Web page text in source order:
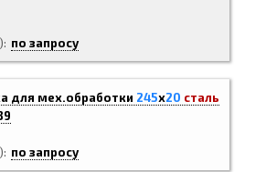
по запросу
для мех.обработки 245х20 сталь
по запросу